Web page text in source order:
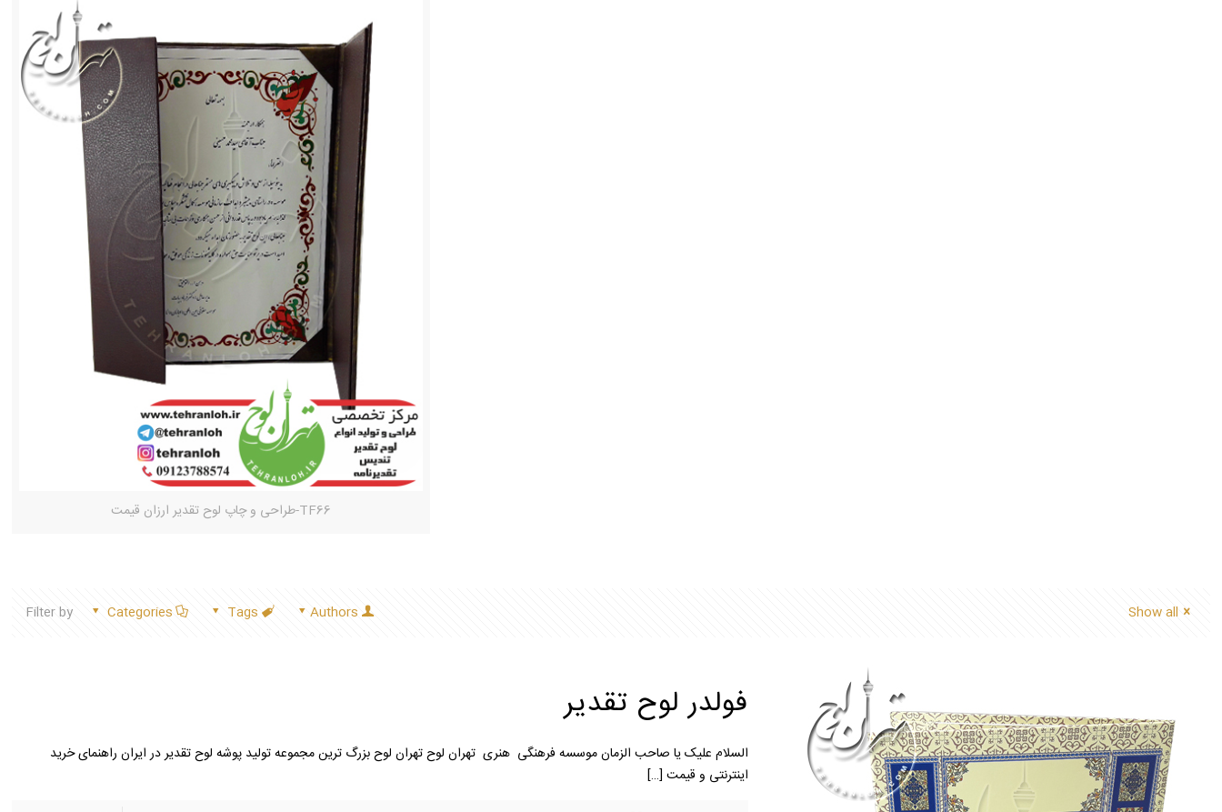
TF66-طراحی و چاپ لوح تقدیر ارزان قیمت
Filter by Categories Tags Authors Show all
فولدر لوح تقدیر
السلام علیک یا صاحب الزمان موسسه فرهنگی هنری تهران لوح تهران لوح بزرگ ترین مجموعه تولید پوشه لوح تقدیر در ایران راهنمای خرید
اینترنتی و قیمت[…]